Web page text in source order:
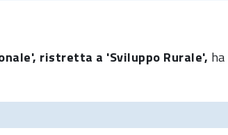
ristretta a 'Sviluppo Rurale',